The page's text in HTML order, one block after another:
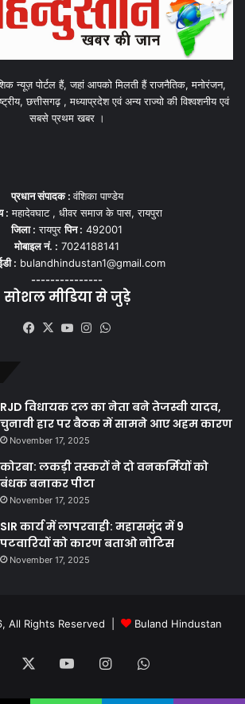
न्यूज़ पोर्टल हैं, जहां आपको मिलती हैं राजनैतिक, मनोरंजन,
छत्तीसगढ़ , मध्याप्रदेश एवं अन्य राज्यो की विश्वशनीय एवं
सबसे प्रथम खबर ।
प्रधान संपादक :वंशिका पाण्डेय
: महादेवघाट , धीवर समाज के पास, रायपुरा
जिला : रायपुरपिन : 492001
मोबाइल नं. : 7024188141
: bulandhindustan1@gmail.com
---------------
सोशल मीडिया से जुड़े
Facebook
X YouTubeInstagram
RJD विधायक दल का नेता बने तेजस्वी यादव,
चुनावी हार पर बैठक में सामने आए अहम कारण
November 17, 2025
कोरबा: लकड़ी तस्करों ने दो वनकर्मियों को
बंधक बनाकर पीटा
November 17, 2025
SIR कार्य में लापरवाही: महासमुंद में 9
पटवारियों को कारण बताओ नोटिस
November 17, 2025
All Rights Reserved | Buland Hindustan
YouTubeInstagramWhatsApp